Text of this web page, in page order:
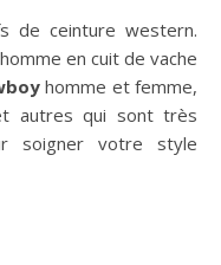
de ceinture western.
homme en cuit de vache
homme et femme,
autres qui sont très
soigner votre style